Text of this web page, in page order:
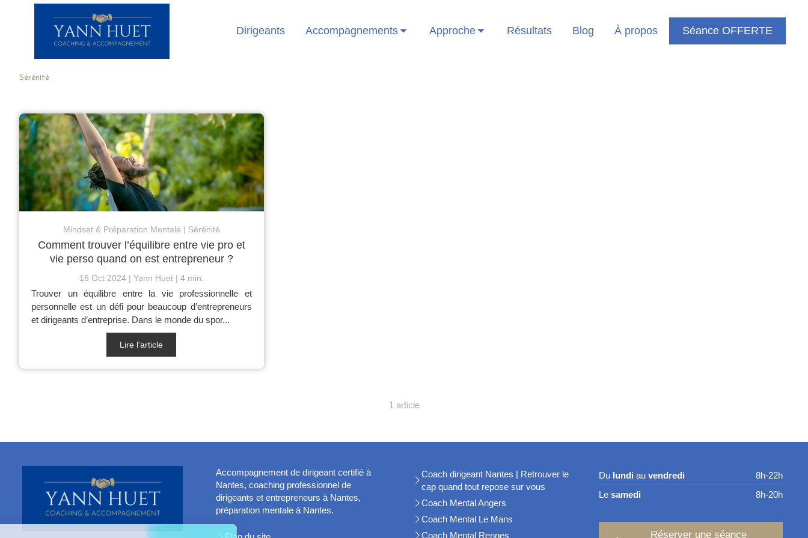
Dirigeants Accompagnements Approche Résultats Blog À propos Séance OFFERTE
Sérénité
Mindset & Préparation Mentale Sérénité
Comment trouver l’équilibre entre vie pro et
vie perso quand on est entrepreneur ?
16 Oct 2024 Yann Huet 4 min.
Trouver un équilibre entre la vie professionnelle et
personnelle est un défi pour beaucoup d’entrepreneurs
et dirigeants d’entreprise. Dans le monde du spor...
Lire l'article
1 article
Accompagnement de dirigeant certifié à
Nantes, coaching professionnel de
dirigeants et entrepreneurs à Nantes,
préparation mentale à Nantes.
Coach dirigeant Nantes | Retrouver le
cap quand tout repose sur vous
Coach Mental Angers
Coach Mental Le Mans
Coach Mental Rennes
Du lundi au vendredi
8h-22h
Le samedi 8h-20h
Réserver une séance